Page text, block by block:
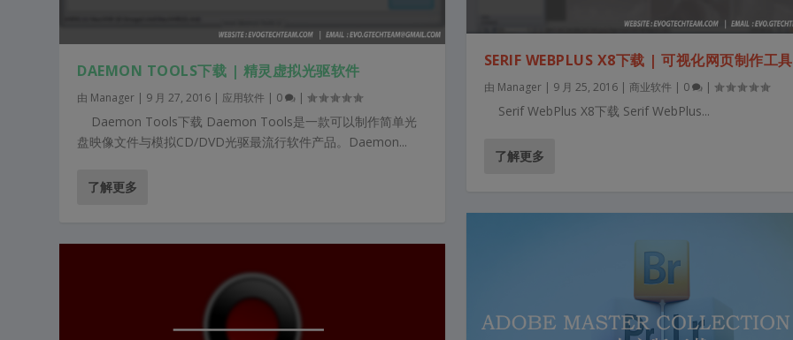
DAEMON TOOLS下载 | 精灵虚拟光驱软件
由 Manager | 9 月 27, 2016 | 应用软件 | 0 |
Daemon Tools下载 Daemon Tools是一款可以制作简单光
盘映像文件与模拟CD/DVD光驱最流行软件产品。Daemon...
了解更多
SERIF WEBPLUS X8下载 | 可视化网页制作工具
由 Manager| 9 月 25, 2016| 商业软件| 0 |
Serif WebPlus X8下载 Serif WebPlus...
了解更多